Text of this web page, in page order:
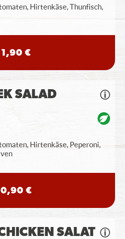
Hirtenkäse, Thunfisch,
€
SALAD
Hirtenkäse, Peperoni,
€
SALAT